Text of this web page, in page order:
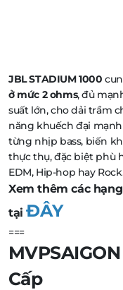
JBL STADIUM 1000
ở mức 2 ohms, đủ
suất lớn, cho dải trầm
năng khuếch đại
từng nhịp bass, biến
thực thụ, đặc biệt phù
EDM, Hip-hop hay
Xem thêm các
tạiĐÂY
===
Cấp